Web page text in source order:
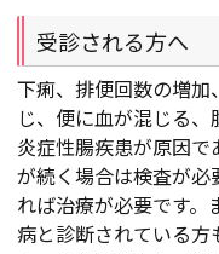
受診される方へ
下痢、排便回数の増
じ、便に血が混じる
炎症性腸疾患が原因
が続く場合は検査が
れば治療が必要です。
病と診断されている